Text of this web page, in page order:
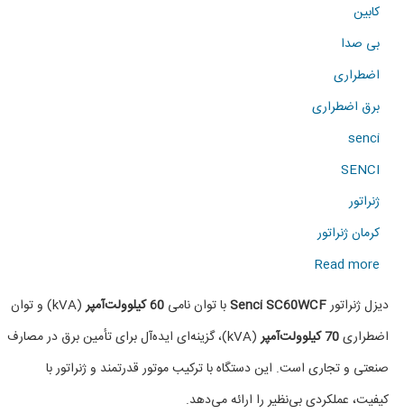
کابین
بی صدا
اضطراری
برق اضطراری
senci
SENCI
ژنراتور
کرمان ژنراتور
Read more
about
دیزل
ژنراتور
66KVA
دیزل ژنراتورSenci SC60WCFبا توان نامی 60 کیلوولت‌آمپر
(kVA) و توان
اضطراری70 کیلوولت‌آمپر
(kVA)، گزینه‌ای ایده‌آل برای تأمین برق در مصارف
صنعتی و تجاری است. این دستگاه با ترکیب موتور قدرتمند و ژنراتور با
کیفیت، عملکردی بی‌نظیر را ارائه می‌دهد.